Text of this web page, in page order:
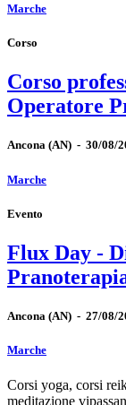
Marche
Corso
Corso
Operatore
Ancona (AN) - 30/08/
Marche
Evento
Flux Day -
Ancona (AN) - 27/08/
Marche
Corsi yoga, corsi
meditazione